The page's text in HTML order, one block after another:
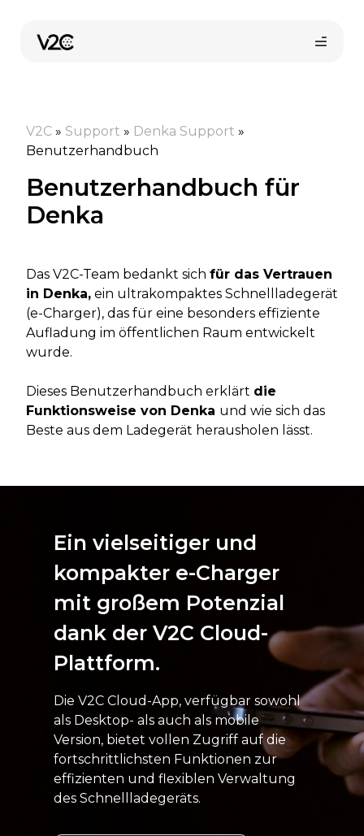
springen
Online-Shop
Installateur finden
V2C » Support » Denka Support »
Benutzerhandbuch
Benutzerhandbuch für
Denka
Das V2C-Team bedankt sich für das Vertrauen
in Denka, ein ultrakompaktes Schnellladegerät
(e-Charger), das für eine besonders effiziente
Aufladung im öffentlichen Raum entwickelt
wurde.
Dieses Benutzerhandbuch erklärt die
Funktionsweise von Denka und wie sich das
Beste aus dem Ladegerät herausholen lässt.
Ein vielseitiger und
kompakter e-Charger
mit großem Potenzial
dank der V2C Cloud-
Plattform.
Die V2C Cloud-App, verfügbar sowohl
als Desktop- als auch als mobile
Version, bietet vollen Zugriff auf die
fortschrittlichsten Funktionen zur
effizienten und flexiblen Verwaltung
des Schnellladegeräts.